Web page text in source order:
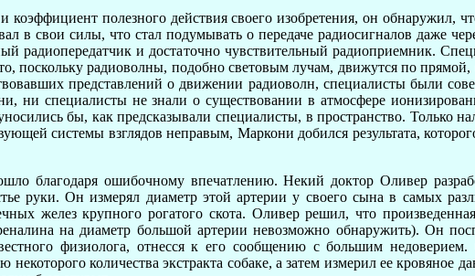
полезного действия своего изобретения, он обнаружил,
в свои силы, что стал подумывать о передаче радиосигналов даже
радиопередатчик и достаточно чувствительный радиоприемник.
поскольку радиоволны, подобно световым лучам, движутся по
представлений о движении радиоволн, специалисты были
ни специалисты не знали о существовании в атмосфере
бы, как предсказывали специалисты, в пространство. Только
системы взглядов неправым, Маркони добился результата,
благодаря ошибочному впечатлению. Некий доктор Оливер
руки. Он измерял диаметр этой артерии у своего сына в самых
желез крупного рогатого скота. Оливер решил, что
на диаметр большой артерии невозможно обнаружить). Он
физиолога, отнесся к его сообщению с большим
количества экстракта собаке, а затем измерил ее